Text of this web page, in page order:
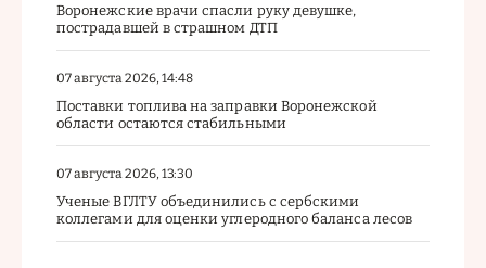
Воронежские врачи спасли руку девушке,
пострадавшей в страшном ДТП
07 августа 2026, 14:48
Поставки топлива на заправки Воронежской
области остаются стабильными
07 августа 2026, 13:30
Ученые ВГЛТУ объединились с сербскими
коллегами для оценки углеродного баланса лесов